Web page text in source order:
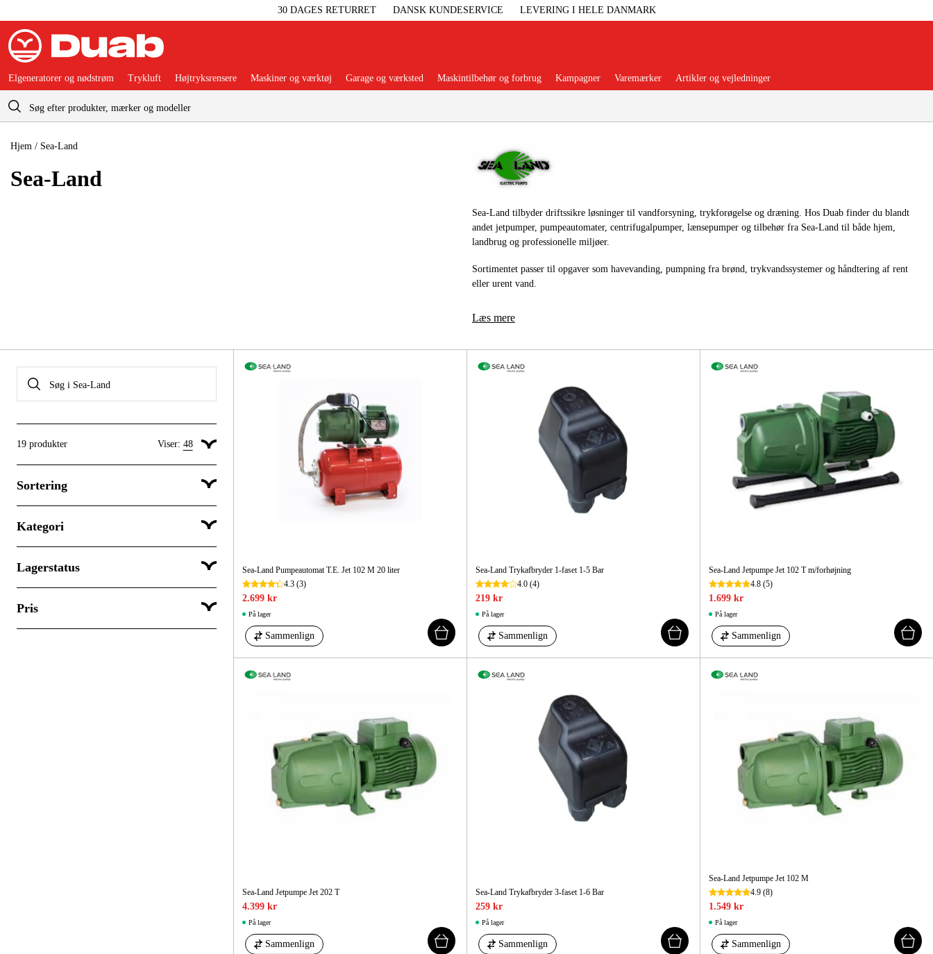
30 DAGES RETURRET DANSK KUNDESERVICE LEVERING I HELE DANMARK
Elgeneratorer Og Nødstrøm Trykluft
Højtryksrensere
Garage Og Værksted
Elgeneratorer og nødstrøm Trykluft Højtryksrensere Maskiner og værktøj Garage og værksted Maskintilbehør og forbrug Kampagner Varemærker Artikler og vejledninger
Hjem / Sea-Land
Sea-Land
Sea-Land tilbyder driftssikre løsninger til vandforsyning, trykforøgelse og dræning. Hos Duab finder du blandt
andet jetpumper, pumpeautomater, centrifugalpumper, lænsepumper og tilbehør fra Sea-Land til både hjem,
landbrug og professionelle miljøer.
Sortimentet passer til opgaver som havevanding, pumpning fra brønd, trykvandssystemer og håndtering af rent
eller urent vand.
Læs mere
19 produkter Viser: 48
Vis 48 produkter pr. side
Sortering
Popularitet
Kategori
Maskiner og værktøj
Lagerstatus
Sendes med det samme
Afsendes om mere end 5 hverdage
Pris
Sea-Land Pumpeautomat T.E. Jet 102 M 20 liter
4.3(3)
2.699 kr
På lager
Sammenlign
Sea-Land Trykafbryder 1-faset 1-5 Bar
4.0(4)
219 kr
På lager
Sammenlign
Sea-Land Jetpumpe Jet 102 T m/forhøjning
4.8(5)
1.699 kr
På lager
Sammenlign
Sea-Land Jetpumpe Jet 202 T
4.399 kr
På lager
Sammenlign
Sea-Land Trykafbryder 3-faset 1-6 Bar
259 kr
På lager
Sammenlign
Sea-Land Jetpumpe Jet 102 M
4.9(8)
1.549 kr
På lager
Sammenlign